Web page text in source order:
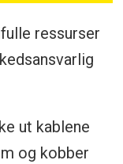
ressurser
ut kablene
og kobber